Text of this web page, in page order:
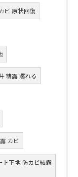
ビ 原状回復
結露 濡れる
カビ
ト下地 防カビ結露